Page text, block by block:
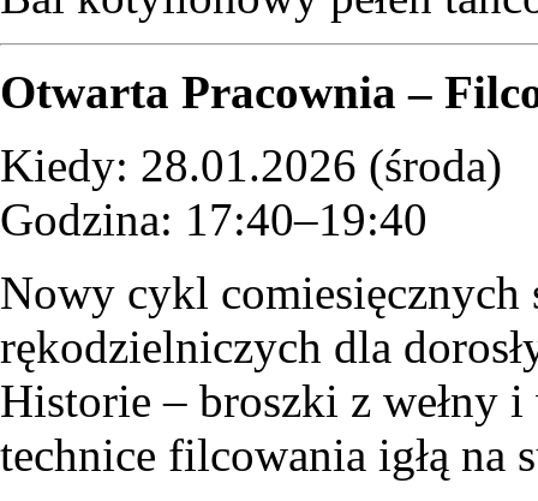
Otwarta Pracownia –
Kiedy: 28.01.2026 (środa)
Godzina: 17:40–19:40
Nowy cykl comiesięcznych
rękodzielniczych dla
Historie – broszki z wełny
technice filcowania igłą na